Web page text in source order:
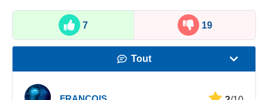
7 19
Tout